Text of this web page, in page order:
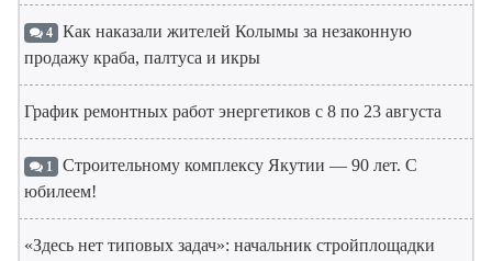
4 Как наказали жителей Колымы за незаконную
продажу краба, палтуса и икры
График ремонтных работ энергетиков с 8 по 23 августа
1 Строительному комплексу Якутии — 90 лет. С
юбилеем!
«Здесь нет типовых задач»: начальник стройплощадки